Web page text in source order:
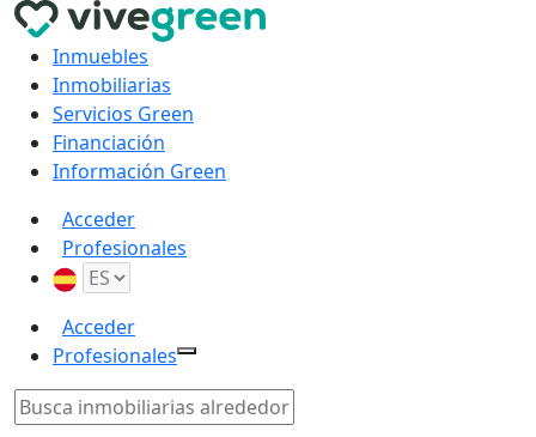
Inmuebles
Inmobiliarias
Servicios Green
Financiación
Información Green
Acceder
Profesionales
Acceder
Profesionales